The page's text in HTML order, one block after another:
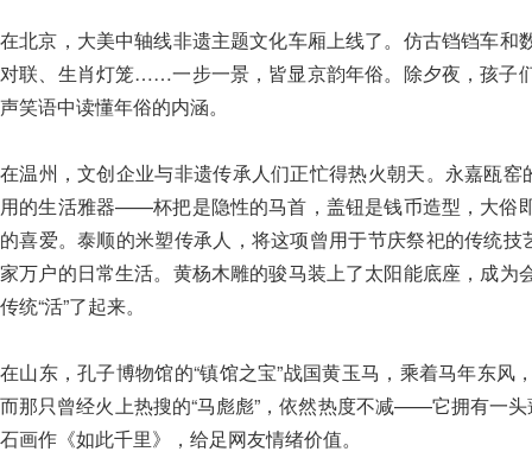
在北京，大美中轴线非遗主题文化车厢上线了。仿古铛铛车
对联、生肖灯笼……一步一景，皆显京韵年俗。除夕夜，孩子
声笑语中读懂年俗的内涵。
在温州，文创企业与非遗传承人们正忙得热火朝天。永嘉瓯窑
用的生活雅器——杯把是隐性的马首，盖钮是钱币造型，大俗
的喜爱。泰顺的米塑传承人，将这项曾用于节庆祭祀的传统技
家万户的日常生活。黄杨木雕的骏马装上了太阳能底座，成
传统“活”了起来。
在山东，孔子博物馆的“镇馆之宝”战国黄玉马，乘着马年东
而那只曾经火上热搜的“马彪彪”，依然热度不减——它拥有一
石画作《如此千里》，给足网友情绪价值。